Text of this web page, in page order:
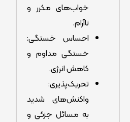
خواب‌های مکرر و
ناآرام.
احساس خستگی:
خستگی مداوم و
کاهش انرژی.
تحریک‌پذیری:
واکنش‌های شدید
به مسائل جزئی و